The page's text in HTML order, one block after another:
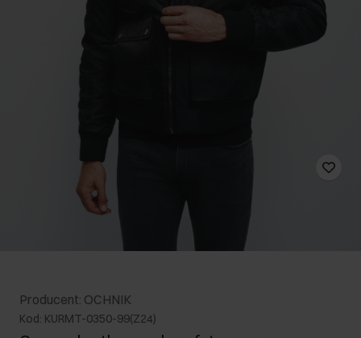
Producent: OCHNIK
Kod: KURMT-0350-99(Z24)